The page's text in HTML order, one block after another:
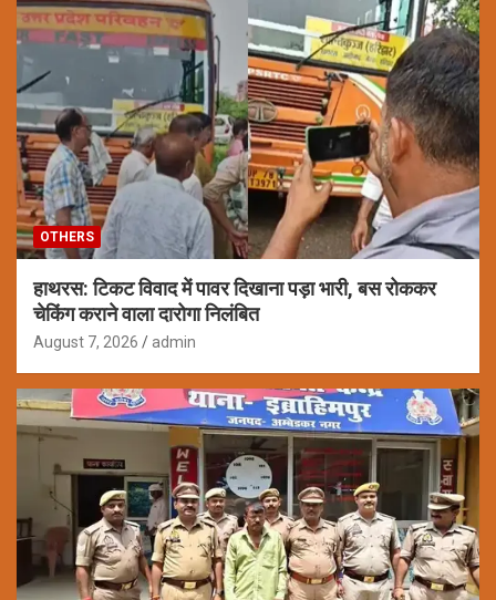
OTHERS
हाथरस: टिकट विवाद में पावर दिखाना पड़ा भारी, बस रोककर
चेकिंग कराने वाला दारोगा निलंबित
August 7, 2026 admin